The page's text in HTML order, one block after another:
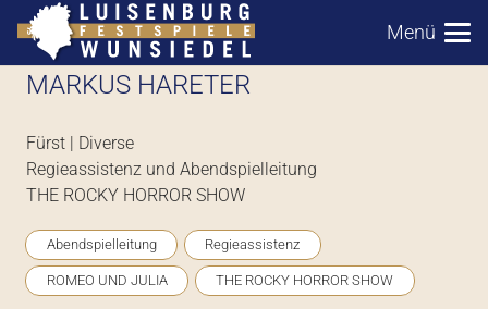
Menü
MARKUS HARETER
Fürst | Diverse
Regieassistenz und Abendspielleitung
THE ROCKY HORROR SHOW
Abendspielleitung Regieassistenz
ROMEO UND JULIA THE ROCKY HORROR SHOW